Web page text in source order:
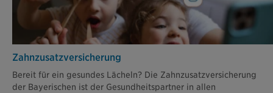
Zahn­zusatz­versicherung
Bereit für ein gesundes Lächeln? Die Zahnzusatzversicherung
der Bayerischen ist der Gesundheitspartner in allen